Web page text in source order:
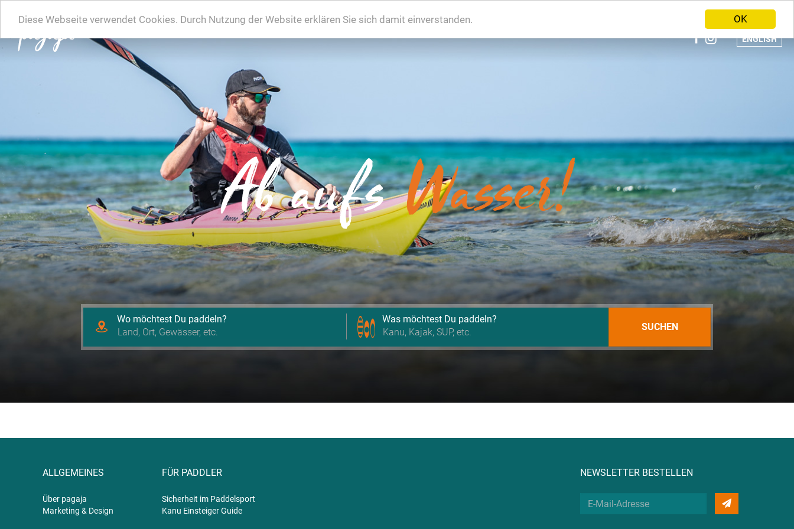
OK
Diese Webseite verwendet Cookies. Durch Nutzung der Website erklären Sie sich damit einverstanden.
ANBIETER WERDEN HOME
ENGLISH
Ab aufsWasser!
Wo möchtest Du paddeln? Was möchtest Du paddeln?
SUCHEN
ALLGEMEINES
Über pagaja
Marketing & Design
FÜR PADDLER
Sicherheit im Paddelsport
Kanu Einsteiger Guide
NEWSLETTER BESTELLEN
Deine
E-